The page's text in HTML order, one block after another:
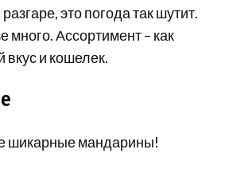
это погода так шутит.
Ассортимент – как
вкус и кошелек.
шикарные мандарины!